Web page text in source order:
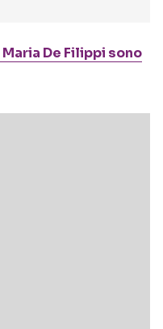
De Filippi sono